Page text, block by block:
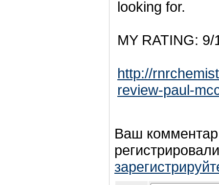
looking for.
MY RATING: 9/
http://
review-paul-
Ваш